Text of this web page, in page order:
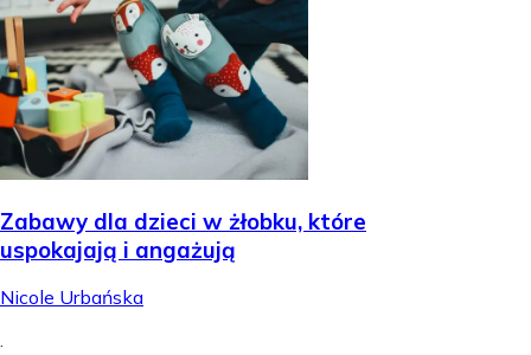
Zabawy dla dzieci w żłobku, które
uspokajają i angażują
Nicole Urbańska
.